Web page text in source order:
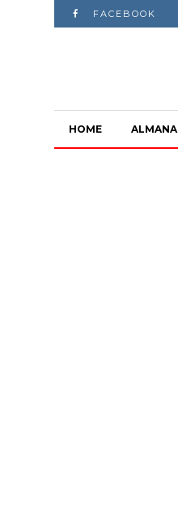
FACEBOOK
HOME